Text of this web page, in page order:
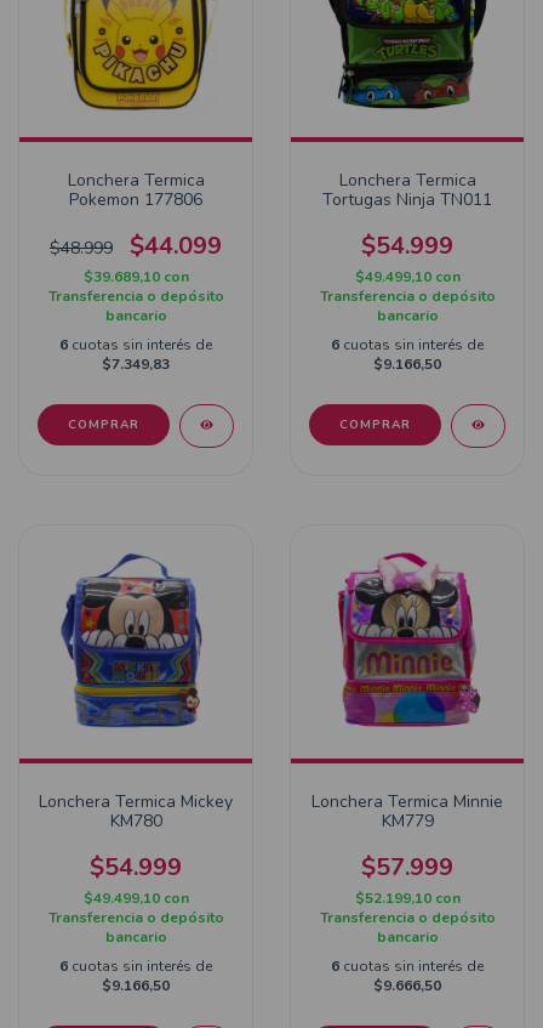
Lonchera Termica
Pokemon 177806
$48.999 $44.099
$39.689,10 con
Transferencia o depósito
bancario
6 cuotas sin interés de
$7.349,83
Lonchera Termica
Tortugas Ninja TN011
$54.999
$49.499,10 con
Transferencia o depósito
bancario
6 cuotas sin interés de
$9.166,50
Lonchera Termica Mickey
KM780
$54.999
$49.499,10 con
Transferencia o depósito
bancario
6 cuotas sin interés de
$9.166,50
Lonchera Termica Minnie
KM779
$57.999
$52.199,10 con
Transferencia o depósito
bancario
6 cuotas sin interés de
$9.666,50